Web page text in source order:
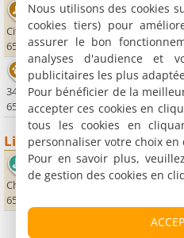
Auditorium Padre Pio
Cité Saint-Pierre
65100 Lourdes
Aquarium
34, avenue François Abadie
65100 Lourdes
Lieux sportifs
Golf Club de Lourdes
Chemin du Lac
65100 Lourdes
Nous utilisons des cookies
cookies tiers) pour
assurer le bon
analyses d'audience et
publicitaires les plus
Pour bénéficier de la
accepter ces cookies en
tous les cookies en
personnaliser votre choix
Pour en savoir plus,
de gestion des cookies en